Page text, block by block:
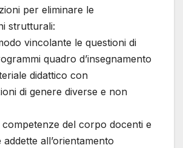
per eliminare le
strutturali:
vincolante le questioni di
quadro d’insegnamento
didattico con
di genere diverse e non
del corpo docenti e
all’orientamento